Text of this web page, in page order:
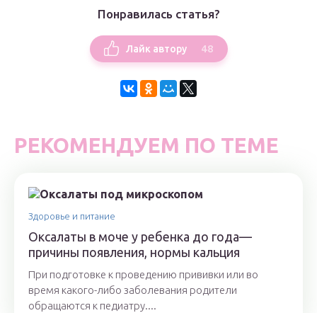
Понравилась статья?
Лайк автору 48
РЕКОМЕНДУЕМ ПО ТЕМЕ
Здоровье и питание
Оксалаты в моче у ребенка до года—
причины появления, нормы кальция
При подготовке к проведению прививки или во
время какого-либо заболевания родители
обращаются к педиатру....